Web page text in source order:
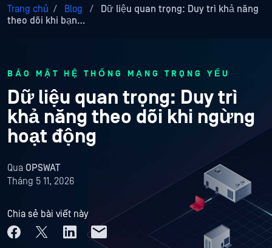
Trang chủ / Blog /
Dữ liệu quan trọng: Duy trì khả năng
theo dõi khi bạn…
BẢO MẬT HỆ THỐNG MẠNG TRỌNG YẾU
Dữ liệu quan trọng: Duy trì
khả năng theo dõi khi ngừng
hoạt động
Qua OPSWAT
Tháng 5 11, 2026
Chia sẻ bài viết này